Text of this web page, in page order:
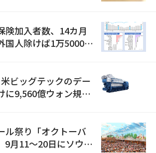
険加入者数、14カ月
人除けば1万5000人
ビッグテックのデー
に9,560億ウォン規模
ル祭り「オクトーバ
9月11〜20日にソウル